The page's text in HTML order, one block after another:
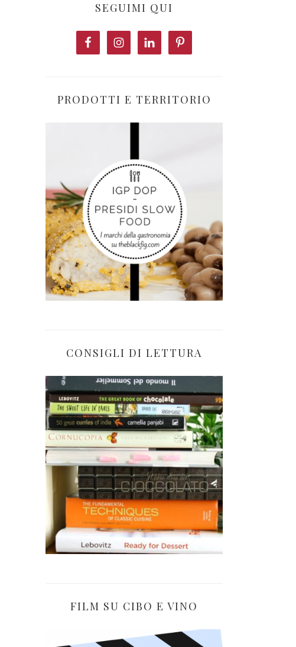
SEGUIMI QUI
PRODOTTI E TERRITORIO
CONSIGLI DI LETTURA
FILM SU CIBO E VINO